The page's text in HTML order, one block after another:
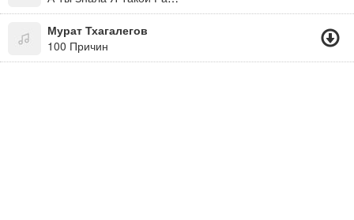
Мурат Тхагалегов
100 Причин